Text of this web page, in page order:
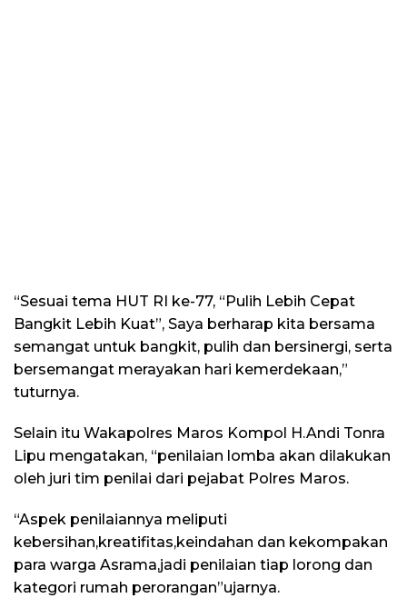
“Sesuai tema HUT RI ke-77, “Pulih Lebih Cepat
Bangkit Lebih Kuat”, Saya berharap kita bersama
semangat untuk bangkit, pulih dan bersinergi, serta
bersemangat merayakan hari kemerdekaan,”
tuturnya.
Selain itu Wakapolres Maros Kompol H.Andi Tonra
Lipu mengatakan, “penilaian lomba akan dilakukan
oleh juri tim penilai dari pejabat Polres Maros.
“Aspek penilaiannya meliputi
kebersihan,kreatifitas,keindahan dan kekompakan
para warga Asrama,jadi penilaian tiap lorong dan
kategori rumah perorangan”ujarnya.